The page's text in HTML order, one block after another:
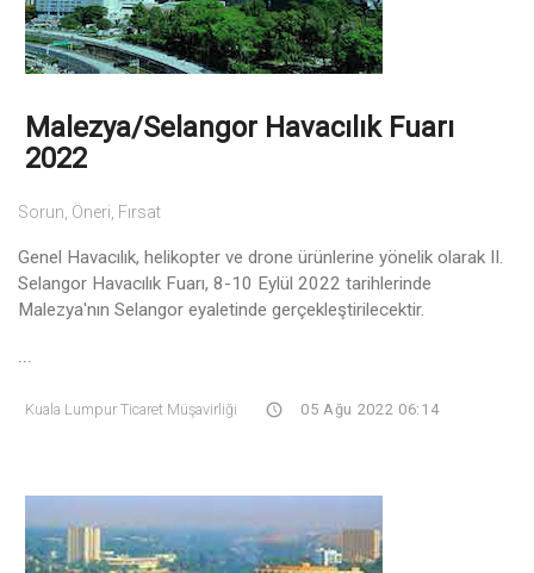
Malezya/Selangor Havacılık Fuarı
2022
Sorun, Öneri, Fırsat
Genel Havacılık, helikopter ve drone ürünlerine yönelik olarak II.
Selangor Havacılık Fuarı, 8-10 Eylül 2022 tarihlerinde
Malezya'nın Selangor eyaletinde gerçekleştirilecektir.
Kuala Lumpur Ticaret Müşavirliği 05 Ağu 2022 06:14